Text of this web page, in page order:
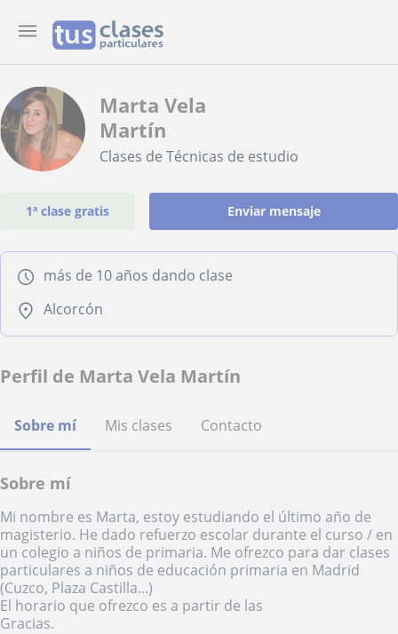
Marta Vela
Martín
Clases de Técnicas de estudio
1ª clase gratis Enviar mensaje
más de 10 años dando clase
Alcorcón
Perfil de Marta Vela Martín
Sobre mí Mis clases Contacto
Sobre mí
Mi nombre es Marta, estoy estudiando el último año de
magisterio. He dado refuerzo escolar durante el curso / en
un colegio a niños de primaria. Me ofrezco para dar clases
particulares a niños de educación primaria en Madrid
(Cuzco, Plaza Castilla...)
El horario que ofrezco es a partir de las
Gracias.